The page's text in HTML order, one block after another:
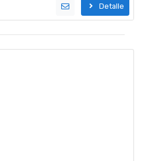
Detalle